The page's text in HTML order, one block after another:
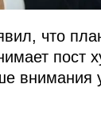
что
пост
внимания